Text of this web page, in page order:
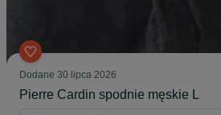
Dodane 30 lipca 2026
Pierre Cardin spodnie męskie L